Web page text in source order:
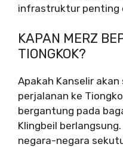
infrastruktur penting
KAPAN MERZ
TIONGKOK?
Apakah Kanselir
perjalanan ke
bergantung pada
Klingbeil
negara-negara